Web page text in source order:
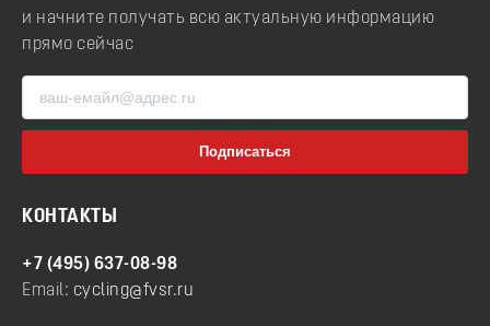
и начните получать всю актуальную информацию
прямо сейчас
КОНТАКТЫ
+7 (495) 637-08-98
Email: cycling@fvsr.ru